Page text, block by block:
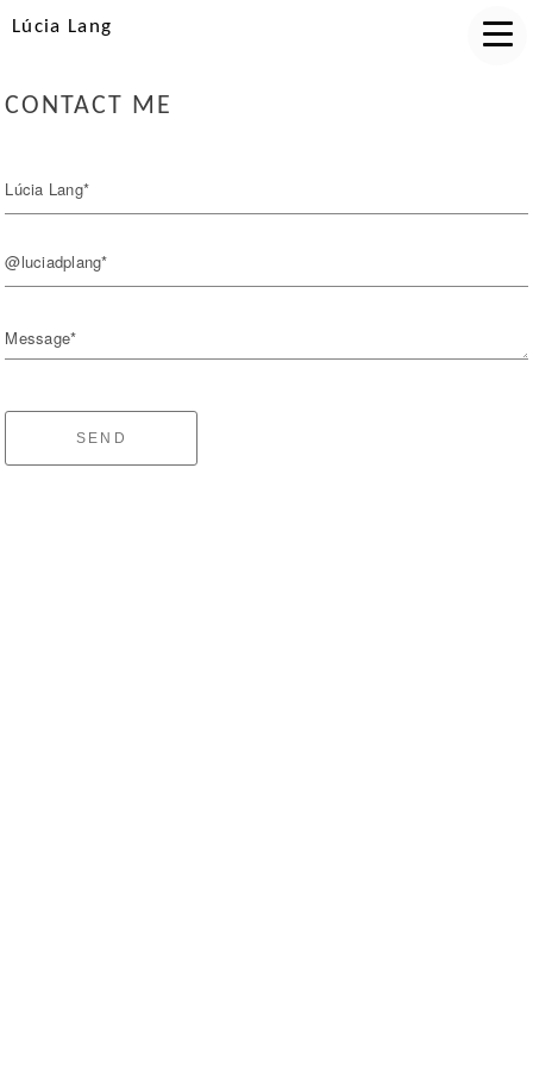
Lúcia Lang
CONTACT ME
Lúcia Lang*
@luciadplang*
Message*
SEND